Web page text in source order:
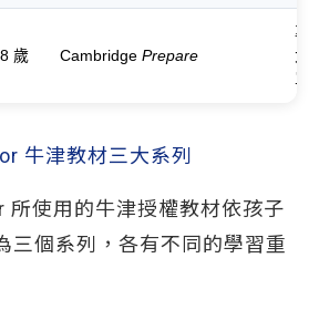
歲 Cambridge Prepare
專
大
單
牛津教材三大系列
所使用的牛津授權教材依孩子
三個系列，各有不同的學習重